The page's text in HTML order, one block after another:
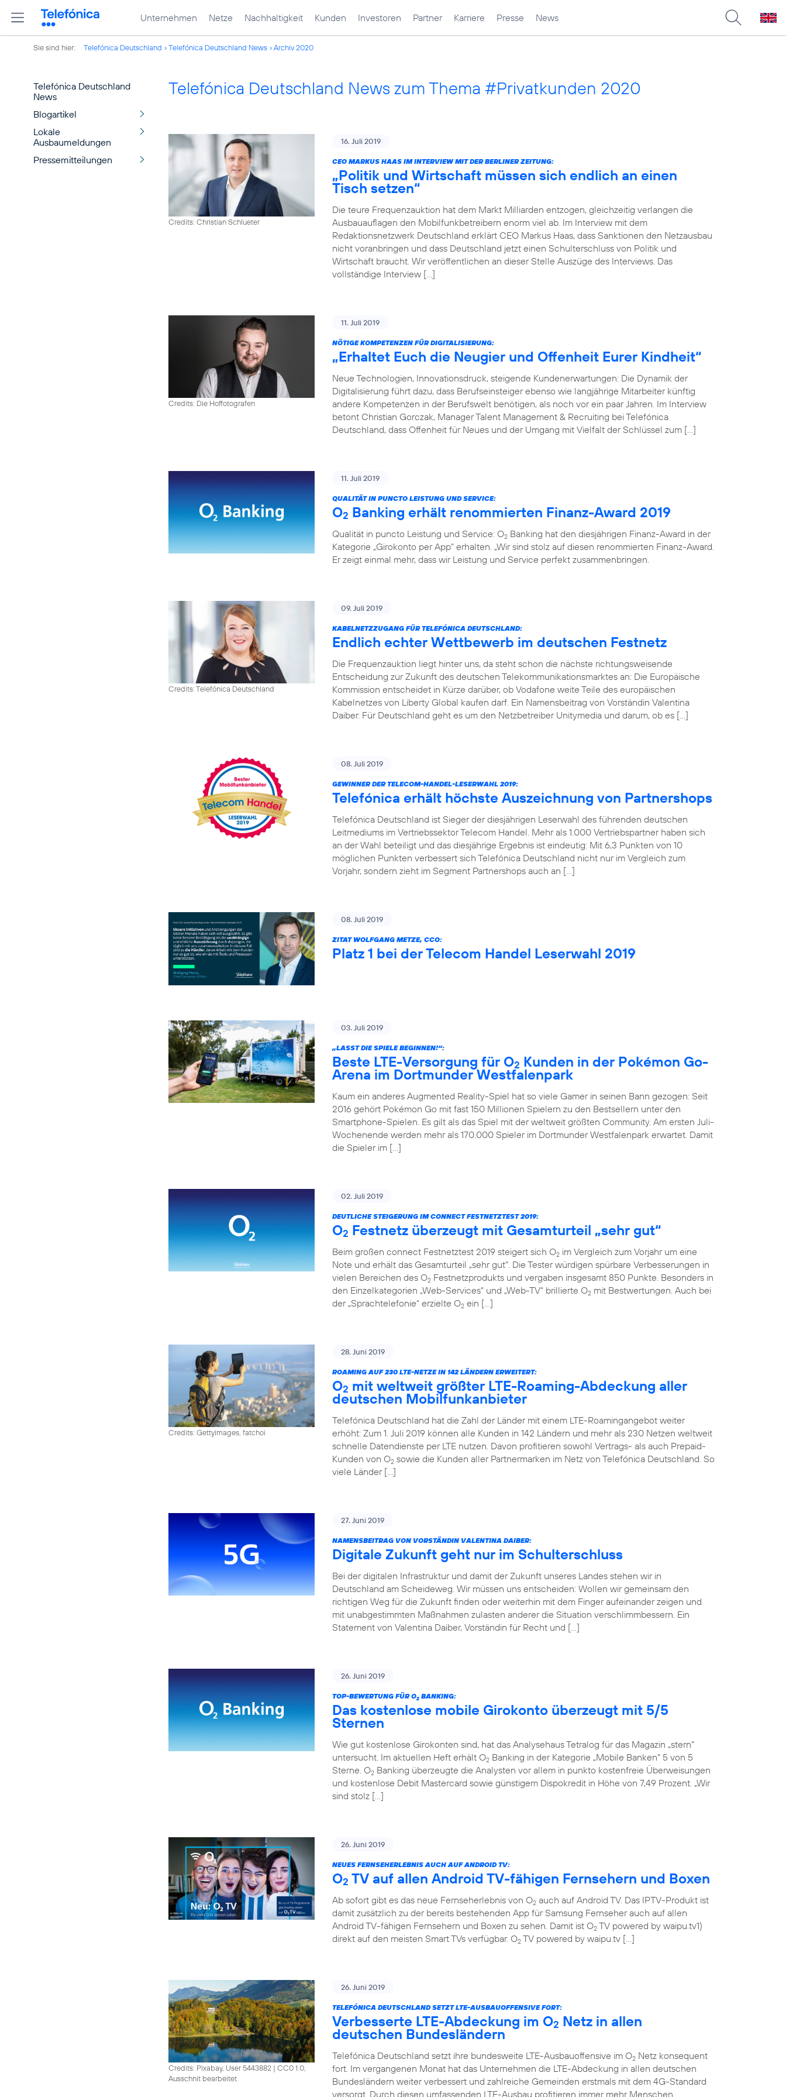
Unternehmen Netze Nachhaltigkeit Kunden Investoren Partner Karriere Presse News
Sie sind hier: Telefónica Deutschland Telefónica Deutschland News Archiv 2020
Telefónica Deutschland
News
Blogartikel
Lokale
Ausbaumeldungen
Pressemitteilungen
Telefónica Deutschland News zum Thema #Privatkunden 2020
Credits: Christian Schlueter
16. Juli 2019
CEO MARKUS HAAS IM INTERVIEW MIT DER BERLINER ZEITUNG:
„Politik und Wirtschaft müssen sich endlich an einen
Tisch setzen“
Die teure Frequenzauktion hat dem Markt Milliarden entzogen, gleichzeitig verlangen die
Ausbauauflagen den Mobilfunkbetreibern enorm viel ab. Im Interview mit dem
Redaktionsnetzwerk Deutschland erklärt CEO Markus Haas, dass Sanktionen den Netzausbau
nicht voranbringen und dass Deutschland jetzt einen Schulterschluss von Politik und
Wirtschaft braucht. Wir veröffentlichen an dieser Stelle Auszüge des Interviews. Das
vollständige Interview […]
Credits: Die Hoffotografen
11. Juli 2019
NÖTIGE KOMPETENZEN FÜR DIGITALISIERUNG:
„Erhaltet Euch die Neugier und Offenheit Eurer Kindheit“
Neue Technologien, Innovationsdruck, steigende Kundenerwartungen: Die Dynamik der
Digitalisierung führt dazu, dass Berufseinsteiger ebenso wie langjährige Mitarbeiter künftig
andere Kompetenzen in der Berufswelt benötigen, als noch vor ein paar Jahren. Im Interview
betont Christian Gorczak, Manager Talent Management & Recruiting bei Telefónica
Deutschland, dass Offenheit für Neues und der Umgang mit Vielfalt der Schlüssel zum […]
11. Juli 2019
QUALITÄT IN PUNCTO LEISTUNG UND SERVICE:
O2 Banking erhält renommierten Finanz-Award 2019
Qualität in puncto Leistung und Service: O2 Banking hat den diesjährigen Finanz-Award in der
Kategorie „Girokonto per App“ erhalten. „Wir sind stolz auf diesen renommierten Finanz-Award.
Er zeigt einmal mehr, dass wir Leistung und Service perfekt zusammenbringen.
Credits: Telefónica Deutschland
09. Juli 2019
KABELNETZZUGANG FÜR TELEFÓNICA DEUTSCHLAND:
Endlich echter Wettbewerb im deutschen Festnetz
Die Frequenzauktion liegt hinter uns, da steht schon die nächste richtungsweisende
Entscheidung zur Zukunft des deutschen Telekommunikationsmarktes an: Die Europäische
Kommission entscheidet in Kürze darüber, ob Vodafone weite Teile des europäischen
Kabelnetzes von Liberty Global kaufen darf. Ein Namensbeitrag von Vorständin Valentina
Daiber. Für Deutschland geht es um den Netzbetreiber Unitymedia und darum, ob es […]
08. Juli 2019
GEWINNER DER TELECOM-HANDEL-LESERWAHL 2019:
Telefónica erhält höchste Auszeichnung von Partnershops
Telefónica Deutschland ist Sieger der diesjährigen Leserwahl des führenden deutschen
Leitmediums im Vertriebssektor Telecom Handel. Mehr als 1.000 Vertriebspartner haben sich
an der Wahl beteiligt und das diesjährige Ergebnis ist eindeutig: Mit 6,3 Punkten von 10
möglichen Punkten verbessert sich Telefónica Deutschland nicht nur im Vergleich zum
Vorjahr, sondern zieht im Segment Partnershops auch an […]
08. Juli 2019
ZITAT WOLFGANG METZE, CCO:
Platz 1 bei der Telecom Handel Leserwahl 2019
03. Juli 2019
„LASST DIE SPIELE BEGINNEN!“:
Beste LTE-Versorgung für O2 Kunden in der Pokémon Go-
Arena im Dortmunder Westfalenpark
Kaum ein anderes Augmented Reality-Spiel hat so viele Gamer in seinen Bann gezogen: Seit
2016 gehört Pokémon Go mit fast 150 Millionen Spielern zu den Bestsellern unter den
Smartphone-Spielen. Es gilt als das Spiel mit der weltweit größten Community. Am ersten Juli-
Wochenende werden mehr als 170.000 Spieler im Dortmunder Westfalenpark erwartet. Damit
die Spieler im […]
02. Juli 2019
DEUTLICHE STEIGERUNG IM CONNECT FESTNETZTEST 2019:
O2 Festnetz überzeugt mit Gesamturteil „sehr gut“
Beim großen connect Festnetztest 2019 steigert sich O2 im Vergleich zum Vorjahr um eine
Note und erhält das Gesamturteil „sehr gut“. Die Tester würdigen spürbare Verbesserungen in
vielen Bereichen des O2 Festnetzprodukts und vergaben insgesamt 850 Punkte. Besonders in
den Einzelkategorien „Web-Services“ und „Web-TV“ brillierte O2 mit Bestwertungen. Auch bei
der „Sprachtelefonie“ erzielte O2 ein […]
Credits: Gettyimages, fatchoi
28. Juni 2019
ROAMING AUF 230 LTE-NETZE IN 142 LÄNDERN ERWEITERT:
O2 mit weltweit größter LTE-Roaming-Abdeckung aller
deutschen Mobilfunkanbieter
Telefónica Deutschland hat die Zahl der Länder mit einem LTE-Roamingangebot weiter
erhöht: Zum 1. Juli 2019 können alle Kunden in 142 Ländern und mehr als 230 Netzen weltweit
schnelle Datendienste per LTE nutzen. Davon profitieren sowohl Vertrags- als auch Prepaid-
Kunden von O2 sowie die Kunden aller Partnermarken im Netz von Telefónica Deutschland. So
viele Länder […]
27. Juni 2019
NAMENSBEITRAG VON VORSTÄNDIN VALENTINA DAIBER:
Digitale Zukunft geht nur im Schulterschluss
Bei der digitalen Infrastruktur und damit der Zukunft unseres Landes stehen wir in
Deutschland am Scheideweg. Wir müssen uns entscheiden: Wollen wir gemeinsam den
richtigen Weg für die Zukunft finden oder weiterhin mit dem Finger aufeinander zeigen und
mit unabgestimmten Maßnahmen zulasten anderer die Situation verschlimmbessern. Ein
Statement von Valentina Daiber, Vorständin für Recht und […]
26. Juni 2019
TOP-BEWERTUNG FÜR O2 BANKING:
Das kostenlose mobile Girokonto überzeugt mit 5/5
Sternen
Wie gut kostenlose Girokonten sind, hat das Analysehaus Tetralog für das Magazin „stern“
untersucht. Im aktuellen Heft erhält O2 Banking in der Kategorie „Mobile Banken“ 5 von 5
Sterne. O2 Banking überzeugte die Analysten vor allem in punkto kostenfreie Überweisungen
und kostenlose Debit Mastercard sowie günstigem Dispokredit in Höhe von 7,49 Prozent. „Wir
sind stolz […]
26. Juni 2019
NEUES FERNSEHERLEBNIS AUCH AUF ANDROID TV:
O2 TV auf allen Android TV-fähigen Fernsehern und Boxen
Ab sofort gibt es das neue Fernseherlebnis von O2 auch auf Android TV. Das IPTV-Produkt ist
damit zusätzlich zu der bereits bestehenden App für Samsung Fernseher auch auf allen
Android TV-fähigen Fernsehern und Boxen zu sehen. Damit ist O2 TV powered by waipu.tv1)
direkt auf den meisten Smart TVs verfügbar. O2 TV powered by waipu.tv […]
Credits: Pixabay, User 5443882 | CC0 1.0,
Ausschnit bearbeitet
26. Juni 2019
TELEFÓNICA DEUTSCHLAND SETZT LTE-AUSBAUOFFENSIVE FORT:
Verbesserte LTE-Abdeckung im O2 Netz in allen
deutschen Bundesländern
Telefónica Deutschland setzt ihre bundesweite LTE-Ausbauoffensive im O2 Netz konsequent
fort. Im vergangenen Monat hat das Unternehmen die LTE-Abdeckung in allen deutschen
Bundesländern weiter verbessert und zahlreiche Gemeinden erstmals mit dem 4G-Standard
versorgt. Durch diesen umfassenden LTE-Ausbau profitieren immer mehr Menschen